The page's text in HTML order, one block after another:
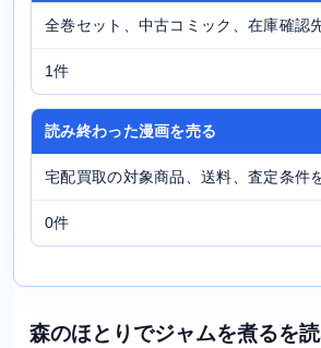
全巻セット、中古コミック、在庫確認
1件
読み終わった漫画を売る
宅配買取の対象商品、送料、査定条件
0件
森のほとりでジャムを煮るを